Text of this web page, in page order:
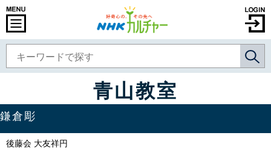
青山教室
鎌倉彫
後藤会 大友祥円